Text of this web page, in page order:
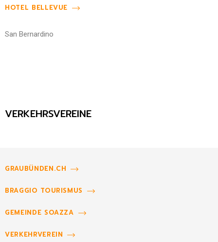
HOTEL BELLEVUE
San Bernardino
VERKEHRSVEREINE
GRAUBÜNDEN.CH
BRAGGIO TOURISMUS
GEMEINDE SOAZZA
VERKEHRVEREIN